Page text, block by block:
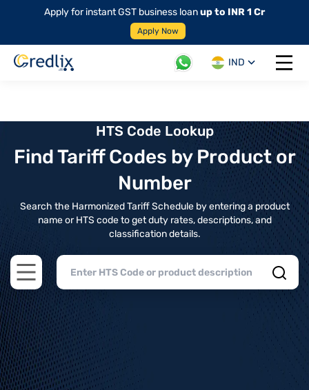
Apply for instant GST business loanup to INR 1 Cr
Apply Now
IND
Open
HTS Code Lookup
Find Tariff Codes by Product or
Number
Search the Harmonized Tariff Schedule by entering a product
name or HTS code to get duty rates, descriptions, and
classification details.
Open main menu